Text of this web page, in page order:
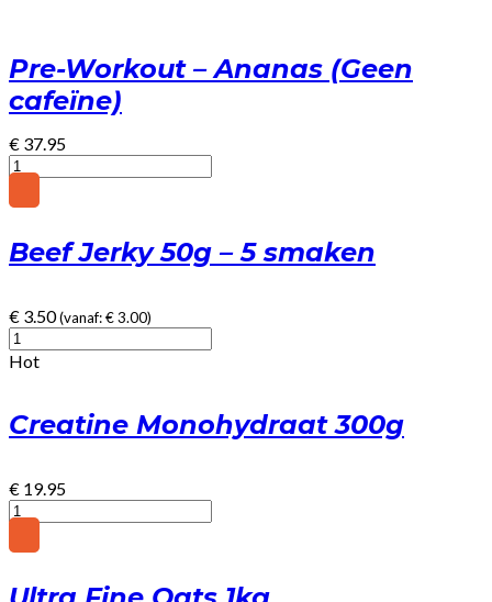
Pre-Workout – Ananas (Geen
cafeïne)
€ 37.95
Pre-
Workout
-
(Geen
cafeïne)
Beef Jerky 50g – 5 smaken
€ 3.50(vanaf:€3.00)
Beef
Jerky
5
smaken
Hot
Creatine Monohydraat 300g
€ 19.95
Creatine
Monohydraat
300g